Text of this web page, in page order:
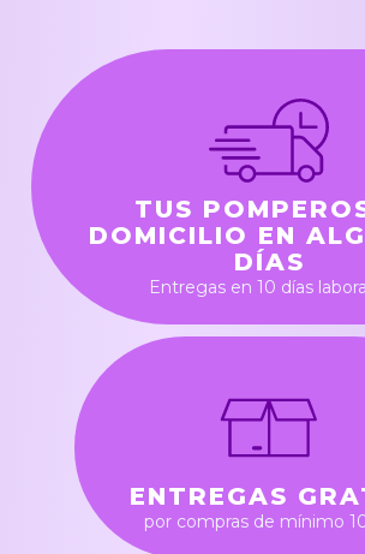
TUS
DOMICILIO EN
DÍAS
Entregas en 10 días
ENTREGAS
por compras de mínimo